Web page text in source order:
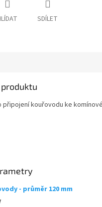
SDÍLET
připojení kouřovodu ke
- průměr 120 mm